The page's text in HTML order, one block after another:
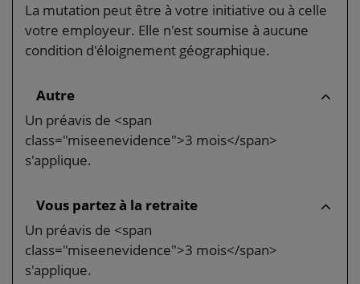
La mutation peut être à votre initiative ou à celle
votre employeur. Elle n'est soumise à aucune
condition d'éloignement géographique.
Autre
Un préavis de <span
class="miseenevidence">3 mois</span>
s'applique.
Vous partez à la retraite
Un préavis de <span
class="miseenevidence">3 mois</span>
s'applique.